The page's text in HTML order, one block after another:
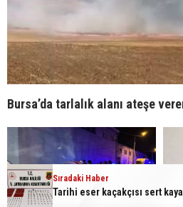
Bursa’da tarlalık alanı ateşe
Sıradaki Haber
Tarihi eser kaçakçısı sert